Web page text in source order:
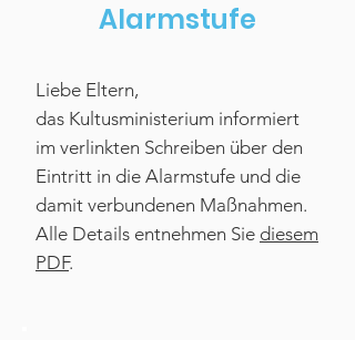
Alarmstufe
Liebe Eltern,
das Kultusministerium informiert
im verlinkten Schreiben über den
Eintritt in die Alarmstufe und die
damit verbundenen Maßnahmen.
Alle Details entnehmen Sie diesem
PDF.